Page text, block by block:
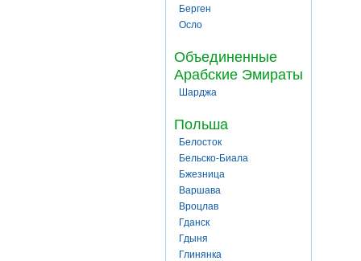
Берген
Осло
Объединенные
Арабские Эмираты
Шарджа
Польша
Белосток
Бельско-Биала
Бжезница
Варшава
Вроцлав
Гданск
Гдыня
Глинянка